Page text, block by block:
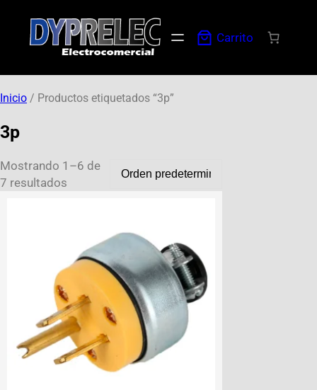
Carrito
Inicio / Productos etiquetados “3p”
3p
Mostrando 1–6 de
7 resultados